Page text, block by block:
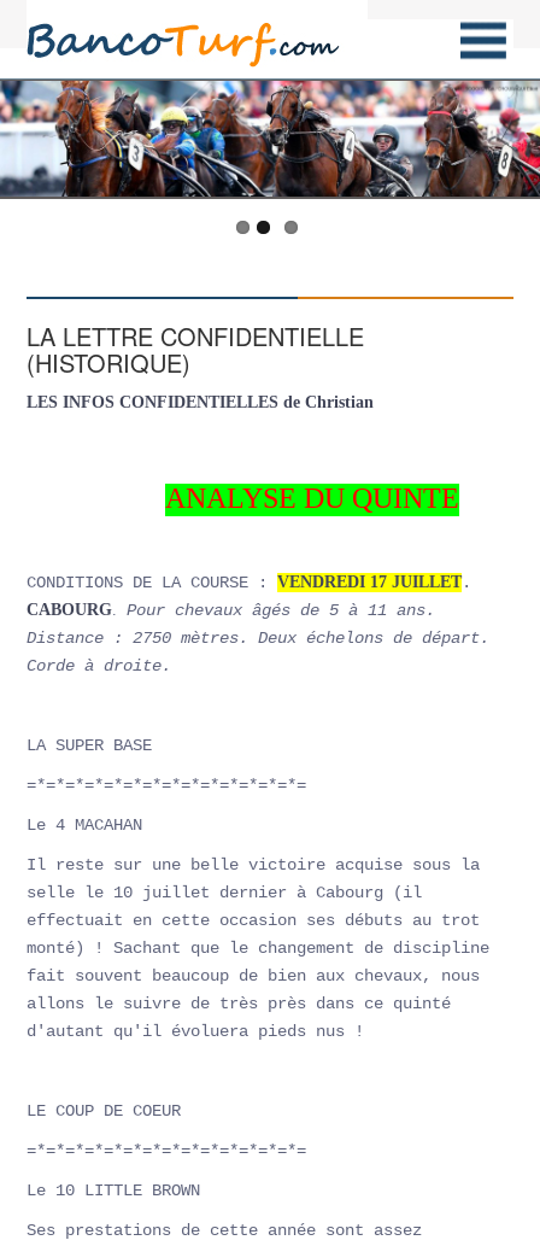
LA LETTRE CONFIDENTIELLE
(HISTORIQUE)
LES INFOS CONFIDENTIELLES de Christian
ANALYSE DU QUINTE
CONDITIONS DE LA COURSE :VENDREDI 17 JUILLET.
CABOURG.
Pour chevaux âgés de 5 à 11 ans.
Distance : 2750 mètres. Deux échelons de départ.
Corde à droite.
LA SUPER BASE
=*=*=*=*=*=*=*=*=*=*=*=*=*=*=
Le 4 MACAHAN
Il reste sur une belle victoire acquise sous la
selle le 10 juillet dernier à Cabourg (il
effectuait en cette occasion ses débuts au trot
monté) ! Sachant que le changement de discipline
fait souvent beaucoup de bien aux chevaux, nous
allons le suivre de très près dans ce quinté
d'autant qu'il évoluera pieds nus !
LE COUP DE COEUR
=*=*=*=*=*=*=*=*=*=*=*=*=*=*=
Le 10 LITTLE BROWN
Ses prestations de cette année sont assez